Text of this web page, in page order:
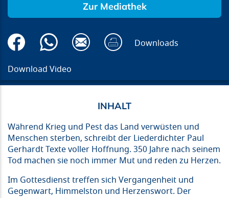
Zur Mediathek
Downloads
Download Video
Während Krieg und Pest das Land verwüsten und
Menschen sterben, schreibt der Liederdichter Paul
Gerhardt Texte voller Hoffnung. 350 Jahre nach seinem
Tod machen sie noch immer Mut und reden zu Herzen.
Im Gottesdienst treffen sich Vergangenheit und
Gegenwart, Himmelston und Herzenswort. Der